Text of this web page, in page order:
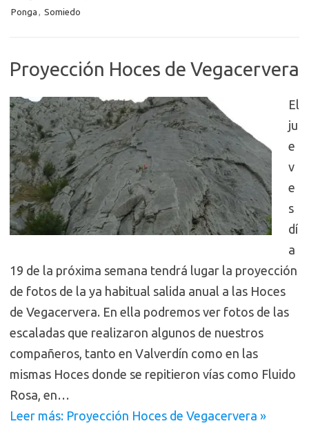
Ponga , Somiedo
Proyección Hoces de Vegacervera
El
ju
e
v
e
s
dí
a
19 de la próxima semana tendrá lugar la proyección
de fotos de la ya habitual salida anual a las Hoces
de Vegacervera. En ella podremos ver fotos de las
escaladas que realizaron algunos de nuestros
compañeros, tanto en Valverdín como en las
mismas Hoces donde se repitieron vías como Fluido
Rosa, en…
Leer más: Proyección Hoces de Vegacervera »